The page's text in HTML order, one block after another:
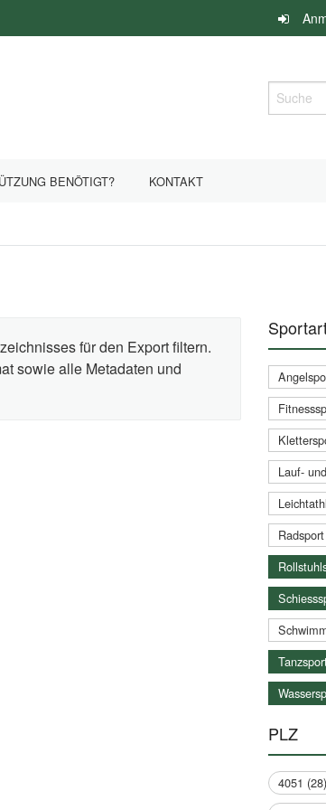
Suche
BENÖTIGT? KONTAKT
für den Export filtern.
sowie alle Metadaten und
Lauf-
PLZ
4051 (28)